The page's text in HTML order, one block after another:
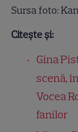
Sursa foto:
Citește și:
Gina
scenă,
Vocea
fanilor